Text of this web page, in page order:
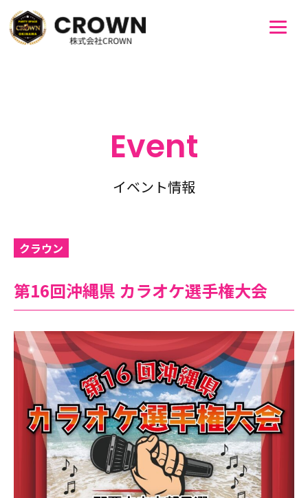
Event
イベント情報
クラウン
第16回沖縄県 カラオケ選手権大会